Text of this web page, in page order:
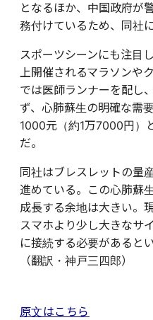
となるほか、中国政府が
務付けているため、同社
スポーツシーンにも注目
上開催されるマラソンや
では医師ランナーを配し
ず、心肺蘇生の明確な需
1000元（約1万7000円）
だ。
同社はブレスレットの量
進めている。この心肺蘇
成長する余地は大きい。
スマホより少し大きなサ
に接続する必要があるとい
（翻訳・神戸三四郎）
原文はこちら